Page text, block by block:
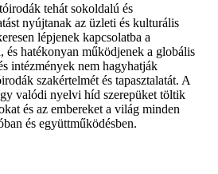
tehát sokoldalú és
nyújtanak az üzleti és kulturális
lépjenek kapcsolatba a
és hatékonyan működjenek a globális
intézmények nem hagyhatják
szakértelmét és tapasztalatát. A
valódi nyelvi híd szerepüket töltik
és az embereket a világ minden
és együttműködésben.